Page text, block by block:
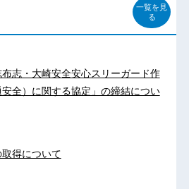
一覧を見
る
志・大崎安全安心スリーガード作
全）に関する協定」の締結につい
取得について